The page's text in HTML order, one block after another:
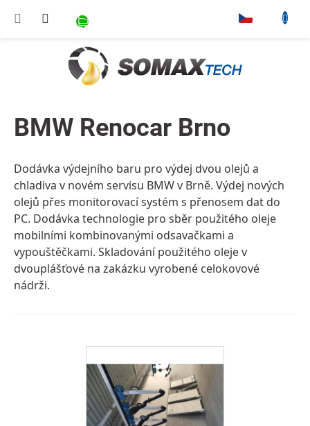
NÁKUPNÍ KOŠÍK
BMW Renocar Brno
Dodávka výdejního baru pro výdej dvou olejů a
chladiva v novém servisu BMW v Brně. Výdej nových
olejů přes monitorovací systém s přenosem dat do
PC. Dodávka technologie pro sběr použitého oleje
mobilními kombinovanými odsavačkami a
vypouštěčkami. Skladování použitého oleje v
dvouplášťové na zakázku vyrobené celokovové
nádrži.